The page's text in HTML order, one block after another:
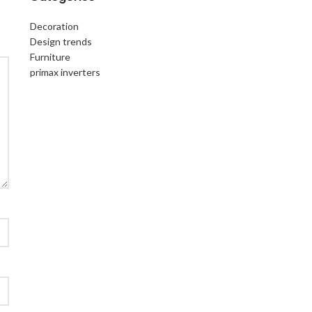
Decoration
Design trends
Furniture
primax inverters